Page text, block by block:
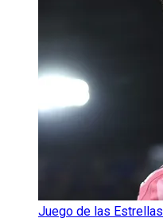
Juego de las Estrellas